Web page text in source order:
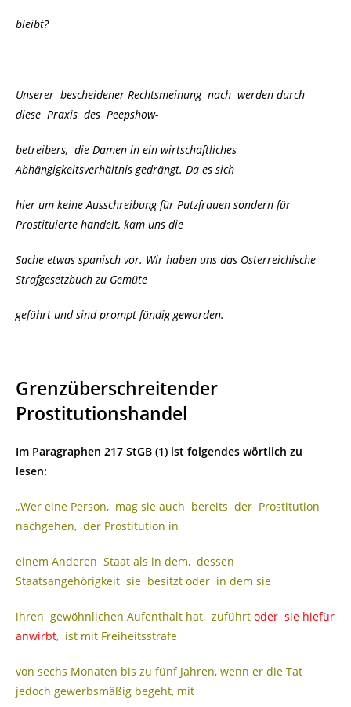
bleibt?
Unserer bescheidener Rechtsmeinung nach werden durch
diese Praxis des Peepshow-
betreibers, die Damen in ein wirtschaftliches
Abhängigkeitsverhältnis gedrängt. Da es sich
hier um keine Ausschreibung für Putzfrauen sondern für
Prostituierte handelt, kam uns die
Sache etwas spanisch vor. Wir haben uns das Österreichische
Strafgesetzbuch zu Gemüte
geführt und sind prompt fündig geworden.
Grenzüberschreitender
Prostitutionshandel
Im Paragraphen 217 StGB (1) ist folgendes wörtlich zu
lesen:
„Wer eine Person, mag sie auch bereits der Prostitution
nachgehen, der Prostitution in
einem Anderen Staat als in dem, dessen
Staatsangehörigkeit sie besitzt oder in dem sie
ihren gewöhnlichen Aufenthalt hat, zuführt oder sie hiefür
anwirbt, ist mit Freiheitsstrafe
von sechs Monaten bis zu fünf Jahren, wenn er die Tat
jedoch gewerbsmäßig begeht, mit